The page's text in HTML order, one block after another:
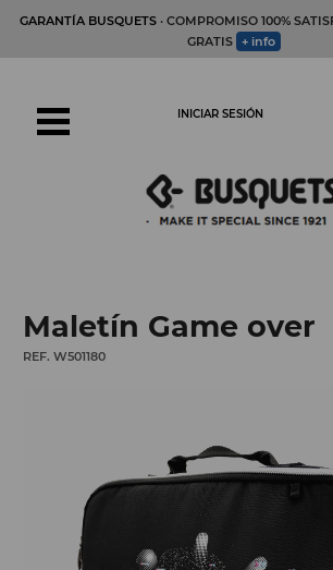
GARANTÍA BUSQUETS· COMPROMISO 100%
GRATIS + info
INICIAR SESIÓN
Maletín Game over
REF. W501180